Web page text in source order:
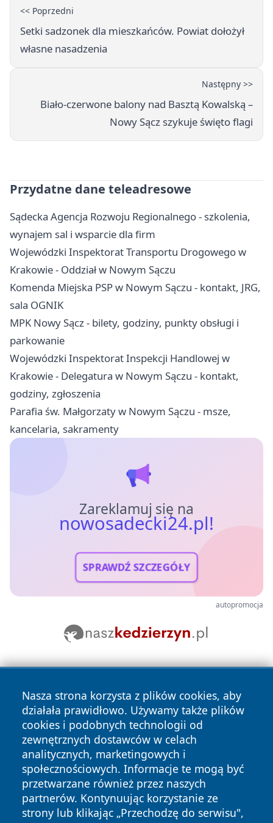
<< Poprzedni
Setki sadzonek dla mieszkańców. Powiat dołożył
własne nasadzenia
Następny >>
Biało-czerwone balony nad Basztą Kowalską –
Nowy Sącz szykuje święto flagi
Przydatne dane teleadresowe
Sądecka Agencja Rozwoju Regionalnego - szkolenia,
wynajem sal i wsparcie dla firm
Wojewódzki Inspektorat Transportu Drogowego w
Krakowie - Oddział w Nowym Sączu
Komenda Miejska PSP w Nowym Sączu - kontakt, JRG,
sala OGNIK
MPK Nowy Sącz - bilety, godziny, punkty obsługi i
parkowanie
Wojewódzki Inspektorat Inspekcji Handlowej w
Krakowie - Delegatura w Nowym Sączu - kontakt,
godziny, zgłoszenia
Parafia św. Małgorzaty w Nowym Sączu - msze,
kancelaria, sakramenty
Zareklamuj się na
nowosadecki24.pl!
SPRAWDŹ SZCZEGÓŁY
autopromocja
Nasza strona korzysta z plików cookies, aby
działała prawidłowo. Używamy także plików
cookies i podobnych technologii od
zewnętrznych dostawców w celach
analitycznych, marketingowych i
społecznościowych. Informacje te mogą być
przetwarzane również przez naszych
partnerów. Kontynuując korzystanie ze
strony lub klikając „Przechodzę do serwisu",
Copyright © 2026 nowosadecki24.pl Wszystkie prawa
zastrzeżone.
News Autorzy
Polityka
Prywatności
Polityka
Cookies